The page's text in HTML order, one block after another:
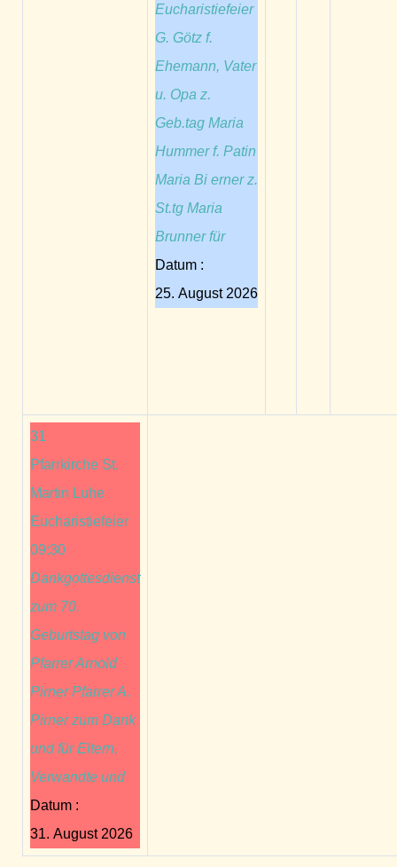
Eucharistiefeier
G. Götz f.
Ehemann, Vater
u. Opa z.
Geb.tag Maria
Hummer f. Patin
Maria Bi erner z.
St.tg Maria
Brunner für
Datum :
25. August 2026
31
Pfarrkirche St.
Martin Luhe
Eucharistiefeier
09:30
Dankgottesdienst
zum 70.
Geburtstag von
Pfarrer Arnold
Pirner Pfarrer A.
Pirner zum Dank
und für Eltern,
Verwandte und
Datum :
31. August 2026